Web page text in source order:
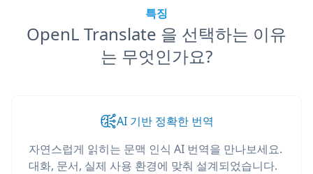
특징
OpenL Translate 을 선택하는 이유
는 무엇인가요?
AI 기반 정확한 번역
자연스럽게 읽히는 문맥 인식 AI 번역을 만나보세요.
대화, 문서, 실제 사용 환경에 맞춰 설계되었습니다.